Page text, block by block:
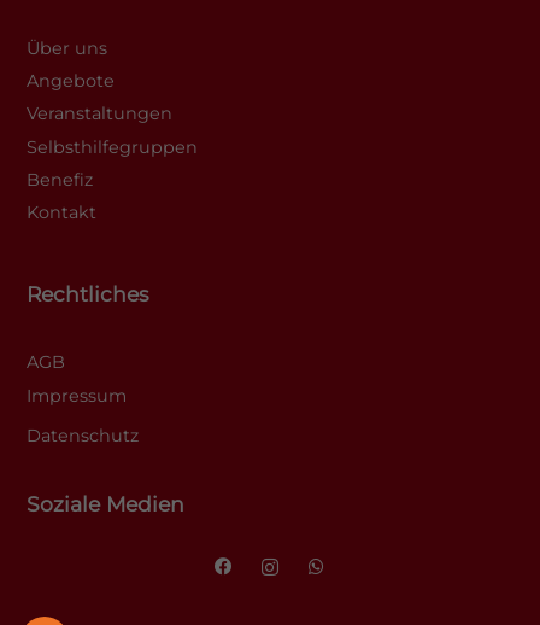
Über uns
Angebote
Veranstaltungen
Selbsthilfegruppen
Benefiz
Kontakt
Rechtliches
AGB
Impressum
Datenschutz
Soziale Medien